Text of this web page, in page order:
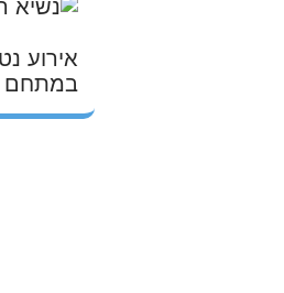
אירוע
במתחם